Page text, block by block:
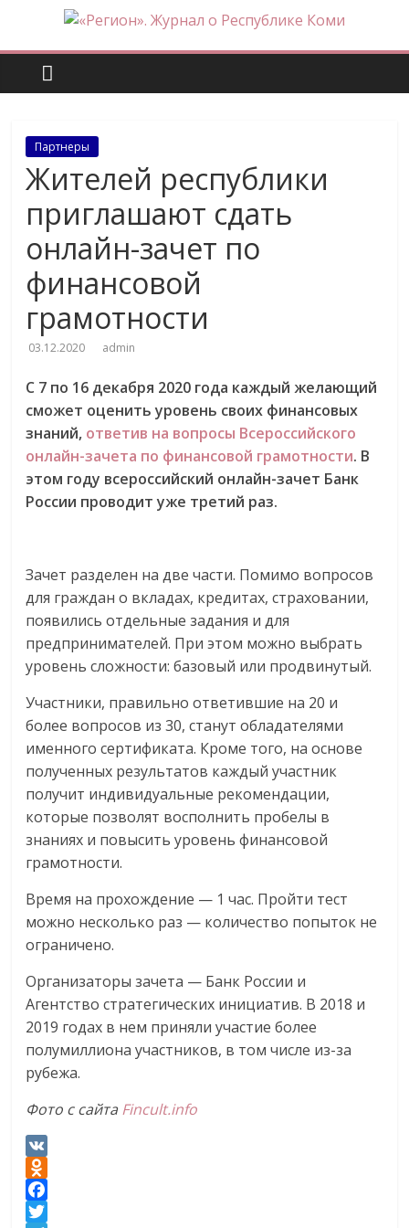
content
«Регион».
Журнал
о
Республике
Коми
Партнеры
Жителей республики
приглашают сдать
онлайн-зачет по
финансовой
грамотности
03.12.2020 admin
С 7 по 16 декабря 2020 года каждый желающий
сможет оценить уровень своих финансовых
знаний, ответив на вопросы Всероссийского
онлайн-зачета по финансовой грамотности. В
этом году всероссийский онлайн-зачет Банк
России проводит уже третий раз.
Зачет разделен на две части. Помимо вопросов
для граждан о вкладах, кредитах, страховании,
появились отдельные задания и для
предпринимателей. При этом можно выбрать
уровень сложности: базовый или продвинутый.
Участники, правильно ответившие на 20 и
более вопросов из 30, станут обладателями
именного сертификата. Кроме того, на основе
полученных результатов каждый участник
получит индивидуальные рекомендации,
которые позволят восполнить пробелы в
знаниях и повысить уровень финансовой
грамотности.
Время на прохождение — 1 час. Пройти тест
можно несколько раз — количество попыток не
ограничено.
Организаторы зачета — Банк России и
Агентство стратегических инициатив. В 2018 и
2019 годах в нем приняли участие более
полумиллиона участников, в том числе из-за
рубежа.
Фото с сайта Fincult.info
V
K
O
d
F